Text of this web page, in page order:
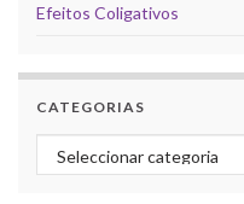
Efeitos Coligativos
CATEGORIAS
Categorias